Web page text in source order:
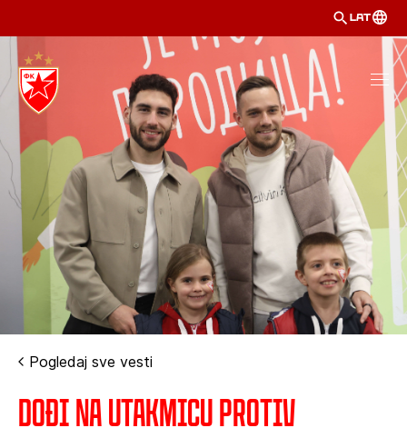
LAT
Pogledaj sve vesti
Dođi na utakmicu protiv